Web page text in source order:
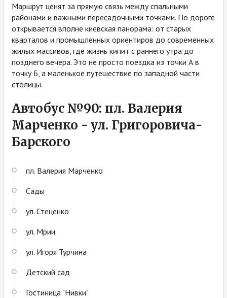
Маршрут ценят за прямую связь между спальными
районами и важными пересадочными точками. По дороге
открывается вполне киевская панорама: от старых
кварталов и промышленных ориентиров до современных
жилых массивов, где жизнь кипит с раннего утра до
позднего вечера. Это не просто поездка из точки А в
точку Б, а маленькое путешествие по западной части
столицы.
Автобус №90: пл. Валерия
Марченко - ул. Григоровича-
Барского
пл. Валерия Марченко
Сады
ул. Стеценко
ул. Мрии
ул. Игоря Турчина
Детский сад
Гостиница "Нивки"